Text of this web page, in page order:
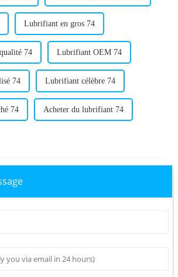
Lubrifiant en gros 74
74 Lubrifiant OEM 74
74 Lubrifiant célèbre 74
74 Acheter du lubrifiant 74